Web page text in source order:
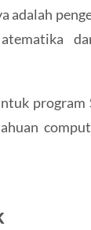
adalah
program